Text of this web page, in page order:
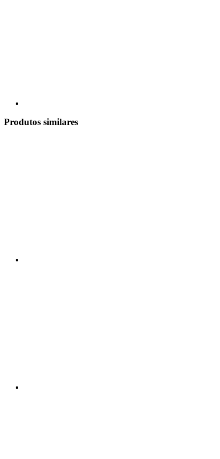
Produtos similares